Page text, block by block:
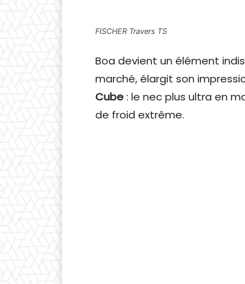
FISCHER Travers TS
Boa devient un élément
marché, élargit son
Cube: le nec plus ultra en
de froid extrême.